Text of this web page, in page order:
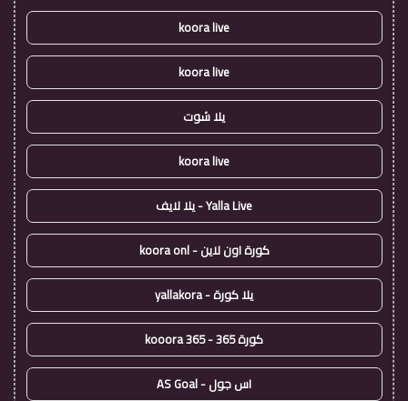
koora live
koora live
يلا شوت
koora live
Yalla Live - يلا لايف
كورة اون لاين - koora onl
يلا كورة - yallakora
كورة 365 - kooora 365
اس جول - AS Goal